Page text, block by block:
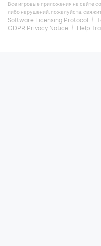
Все игровые приложения на сайте
либо нарушений, пожалуйста,
Software Licensing Protocol
GDPR Privacy Notice
Help